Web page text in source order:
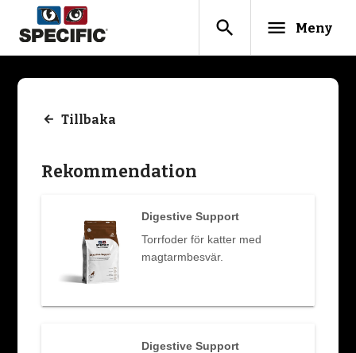
search menu Meny
Tillbaka
Rekommendation
Digestive Support
Torrfoder för katter med
magtarmbesvär.
Digestive Support